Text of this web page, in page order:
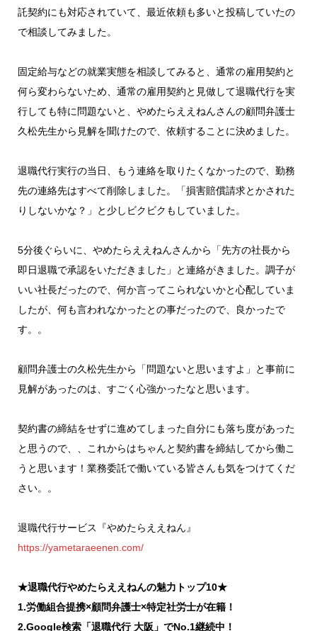
託契約にも対応されていて、最近依頼も多いと投稿していたの
で相談してみました。
固定給与などの就業実態を相談してみると、通常の雇用契約と
何ら変わらないため、通常の雇用契約と見做して退職代行を実
行しても特に問題ないと、やめたらええねんさんの顧問弁護士
久松先生から見解を聞けたので、依頼することに決めました。
退職代行実行の当日、もう連絡を取りたくなかったので、勤務
先の連絡先はすべて削除しました。「損害賠償請求とかされた
りしないかな？」と少しビクビクもしていました。
5分後ぐらいに、やめたらええねんさんから「先方の社長から
即日退職で承認をいただきました」と連絡がきました。調子が
いい社長だったので、何か言ってこられないかと心配していま
したが、何も言われなかったとの事だったので、良かったで
す。。
顧問弁護士の久松先生から「問題ないと思いますよ」と事前に
見解があったのは、すごく心強かったなと思います。
契約書の締結をせずに進めてしまった自分にも落ち度があった
と思うので、、これからはちゃんと契約書を締結してから働こ
うと思います！業務委託で働いている皆さんも気をつけてくだ
さい。。
退職代行サービス『やめたらええねん』
https://yametaraeenen.com/
★退職代行やめたらええねんの魅力トップ10★
1.労働組合提携×顧問弁護士×特定社労士が在籍！
2.Google検索「退職代行 大阪」でNo.1継続中！